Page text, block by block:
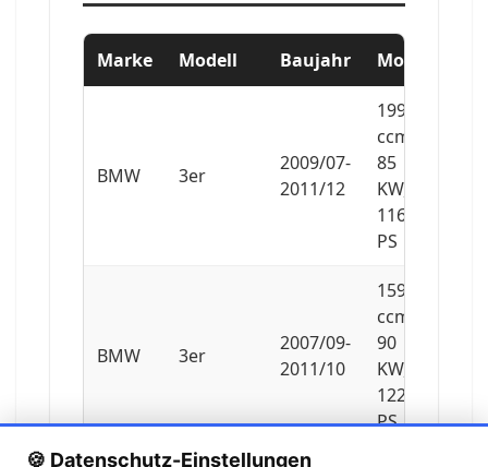
🍪 Datenschutz-Einstellungen
Marke Modell Baujahr Motor
BMW 3er
2009/07-
2011/12
1995
ccm,
85
KW,
116
PS
BMW 3er
2007/09-
2011/10
1599
ccm,
90
KW,
122
PS